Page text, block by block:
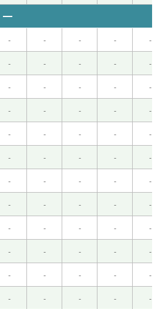
晨举行的世界杯足球赛日本对
队以1比2被巴西队淘汰。日本
中战胜巴西队是在1996年的奥
箭的。( 50代 男性 )
！！！
市场名言：“众人走的路往往拥
深处才能欣赏到繁花盛景。”，
至,卖在人声鼎沸”，跟你告诉
下节课见。
( 50代 男性 )
见！ ( 50代 男性 )
分发挥自身能力的好的专业，
下节课再见。
( 50代 男性 )
深夜的体育直播而熬夜，但现
。下节课见。
( 50代 男性 )
- - - - -
- - - - -
- - - - -
- - - - -
- - - - -
- - - - -
- - - - -
- - - - -
- - - - -
- - - - -
- - - - -
- - - - -